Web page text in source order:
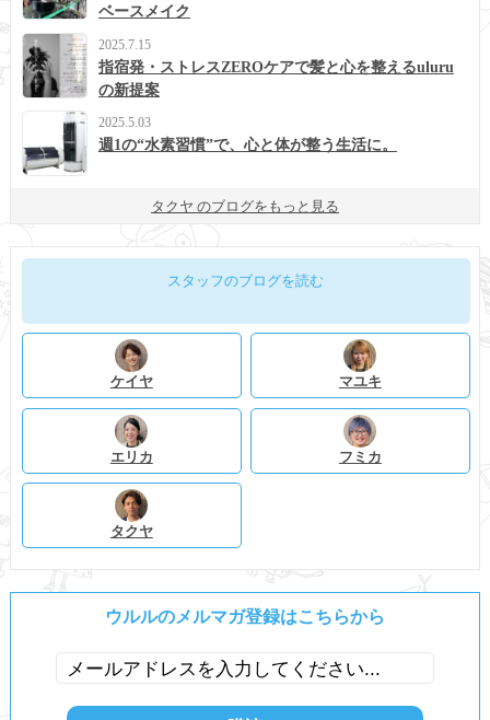
ベースメイク
2025.7.15
指宿発・ストレスZEROケアで髪と心を整えるuluru
の新提案
2025.5.03
週1の“水素習慣”で、心と体が整う生活に。
タクヤ のブログをもっと見る
スタッフのブログを読む
ケイヤ マユキ
エリカ フミカ
タクヤ
ウルルのメルマガ登録はこちらから